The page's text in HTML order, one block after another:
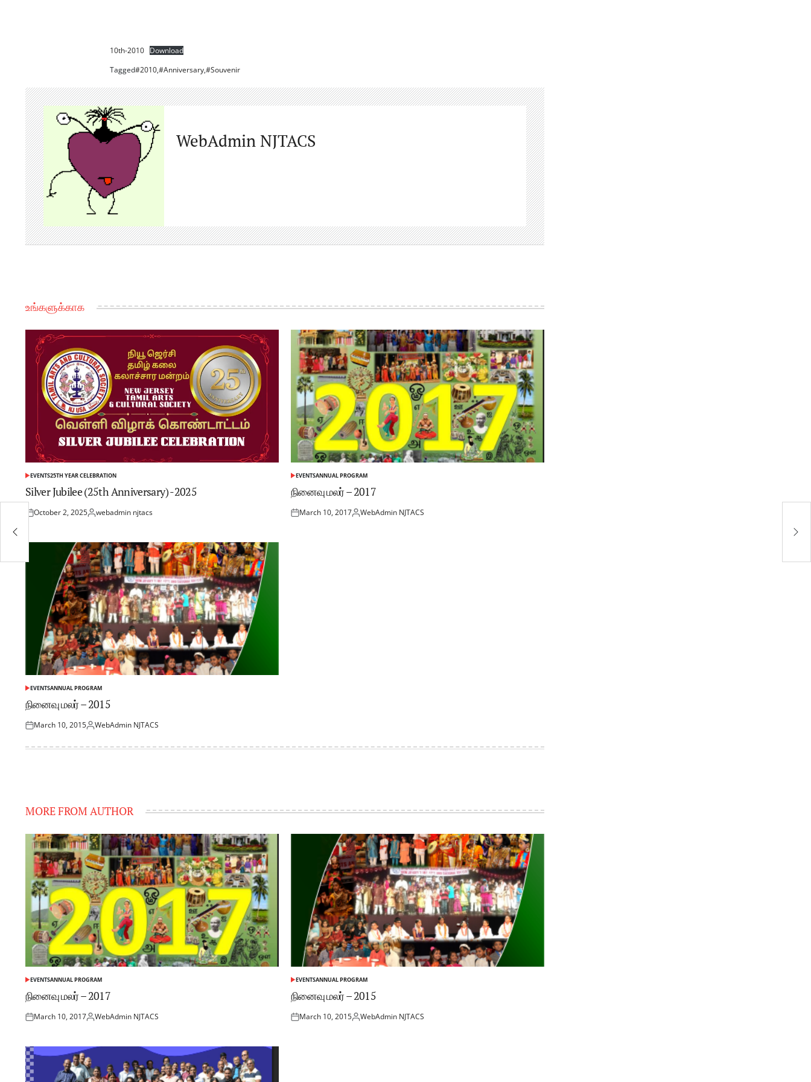
10th-2010 Download
Tagged#2010,#Anniversary,#Souvenir
WebAdmin NJTACS
உங்களுக்காக
EVENTS25TH YEAR CELEBRATION
Silver Jubilee (25th Anniversary) -2025
தினம்
October 2, 2025Posted
webadmin njtacs
EVENTSANNUAL PROGRAM
நினைவு மலர் – 2017
தினம்March 10, 2017Posted
WebAdmin NJTACS
EVENTSANNUAL PROGRAM
நினைவு மலர் – 2015
தினம்March 10, 2015Posted
WebAdmin NJTACS
MORE FROM AUTHOR
EVENTSANNUAL PROGRAM
நினைவு மலர் – 2017
PostedMarch 10, 2017பதிப்புWebAdmin NJTACS
EVENTSANNUAL PROGRAM
நினைவு மலர் – 2015
PostedMarch 10, 2015பதிப்புWebAdmin NJTACS